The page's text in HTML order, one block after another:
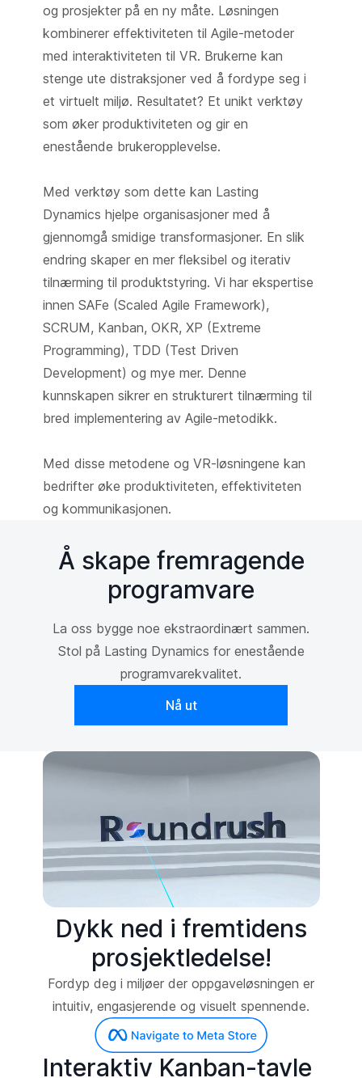
og prosjekter på en ny måte. Løsningen
kombinerer effektiviteten til Agile-metoder
med interaktiviteten til VR. Brukerne kan
stenge ute distraksjoner ved å fordype seg i
et virtuelt miljø. Resultatet? Et unikt verktøy
som øker produktiviteten og gir en
enestående brukeropplevelse.
Med verktøy som dette kan Lasting
Dynamics hjelpe organisasjoner med å
gjennomgå smidige transformasjoner. En slik
endring skaper en mer fleksibel og iterativ
tilnærming til produktstyring. Vi har ekspertise
innen SAFe (Scaled Agile Framework),
SCRUM, Kanban, OKR, XP (Extreme
Programming), TDD (Test Driven
Development) og mye mer. Denne
kunnskapen sikrer en strukturert tilnærming til
bred implementering av Agile-metodikk.
Med disse metodene og VR-løsningene kan
bedrifter øke produktiviteten, effektiviteten
og kommunikasjonen.
Å skape fremragende
programvare
La oss bygge noe ekstraordinært sammen.
Stol på Lasting Dynamics for enestående
programvarekvalitet.
Nå ut
Dykk ned i fremtidens
prosjektledelse!
Fordyp deg i miljøer der oppgaveløsningen er
intuitiv, engasjerende og visuelt spennende.
Interaktiv Kanban-tavle